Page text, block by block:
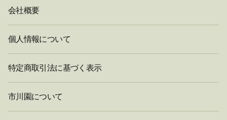
会社概要
個人情報について
特定商取引法に基づく表示
市川園について